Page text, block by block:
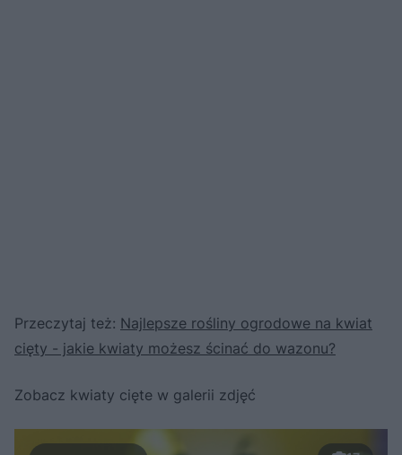
Przeczytaj też: Najlepsze rośliny ogrodowe na kwiat
cięty - jakie kwiaty możesz ścinać do wazonu?
Zobacz kwiaty cięte w galerii zdjęć